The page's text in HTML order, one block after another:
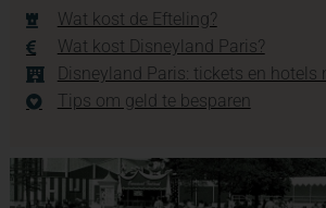
Wat kost de Efteling?
Wat kost Disneyland Paris?
Disneyland Paris: tickets en hotels
Tips om geld te besparen